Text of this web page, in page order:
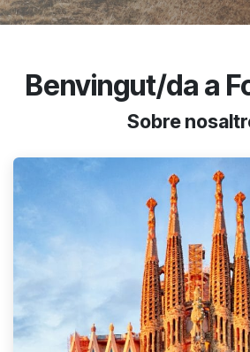
Benvingut/da a
Sobre